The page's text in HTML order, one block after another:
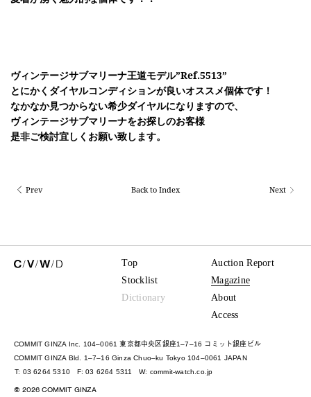
ヴィンテージサブマリーナ王道モデル”Ref.5513”
とにかくダイヤルコンディションが良いオススメ個体です！
なかなか見つからない希少ダイヤルになりますので、
ヴィンテージサブマリーナをお探しのお客様
是非ご検討宜しくお願い致します。
Prev Back to Index Next
Top
Stocklist
Dictionary
Auction Report
Magazine
About
Access
COMMIT GINZA Inc. 104–0061 東京都中央区銀座1–7–16 コミット銀座ビル
COMMIT GINZA Bld. 1–7–16 Ginza Chuo–ku Tokyo 104–0061 JAPAN
T: 03 6264 5310
F: 03 6264 5311 W: commit-watch.co.jp
© 2026 COMMIT GINZA